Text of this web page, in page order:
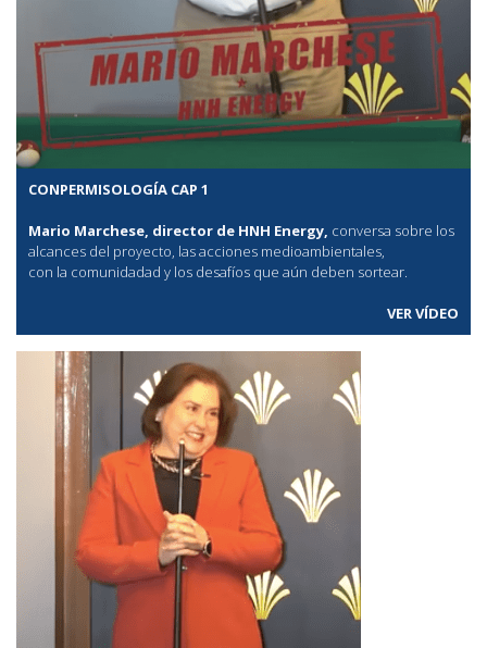
CONPERMISOLOGÍA CAP 1
Mario Marchese, director de HNH Energy, conversa sobre los
alcances del proyecto, las acciones medioambientales,
con la comunidadad y los desafíos que aún deben sortear.
VER VÍDEO